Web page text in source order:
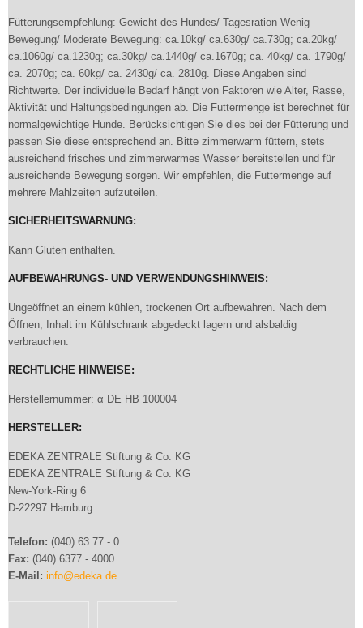
Fütterungsempfehlung: Gewicht des Hundes/ Tagesration Wenig
Bewegung/ Moderate Bewegung: ca.10kg/ ca.630g/ ca.730g; ca.20kg/
ca.1060g/ ca.1230g; ca.30kg/ ca.1440g/ ca.1670g; ca. 40kg/ ca. 1790g/
ca. 2070g; ca. 60kg/ ca. 2430g/ ca. 2810g. Diese Angaben sind
Richtwerte. Der individuelle Bedarf hängt von Faktoren wie Alter, Rasse,
Aktivität und Haltungsbedingungen ab. Die Futtermenge ist berechnet für
normalgewichtige Hunde. Berücksichtigen Sie dies bei der Fütterung und
passen Sie diese entsprechend an. Bitte zimmerwarm füttern, stets
ausreichend frisches und zimmerwarmes Wasser bereitstellen und für
ausreichende Bewegung sorgen. Wir empfehlen, die Futtermenge auf
mehrere Mahlzeiten aufzuteilen.
SICHERHEITSWARNUNG:
Kann Gluten enthalten.
AUFBEWAHRUNGS- UND VERWENDUNGSHINWEIS:
Ungeöffnet an einem kühlen, trockenen Ort aufbewahren. Nach dem
Öffnen, Inhalt im Kühlschrank abgedeckt lagern und alsbaldig
verbrauchen.
RECHTLICHE HINWEISE:
Herstellernummer: α DE HB 100004
HERSTELLER:
EDEKA ZENTRALE Stiftung & Co. KG
EDEKA ZENTRALE Stiftung & Co. KG
New-York-Ring 6
D-22297 Hamburg
Telefon: (040) 63 77 - 0
Fax: (040) 6377 - 4000
E-Mail: info@edeka.de